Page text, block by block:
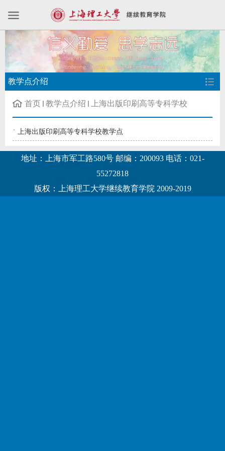
教学点介绍
首页 教学点介绍 上海出版印刷高等专科学校
上海出版印刷高等专科学校教学点
地址：上海市军工路580号 邮编：200093 电话：021-
55272818
版权：上海理工大学继续教育学院 2009-2019